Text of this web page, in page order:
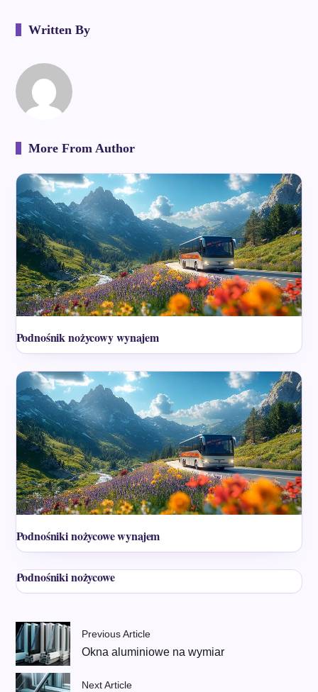
Written By
More From Author
Podnośnik nożycowy wynajem
Podnośniki nożycowe wynajem
Podnośniki nożycowe
Previous Article
Okna aluminiowe na wymiar
Next Article